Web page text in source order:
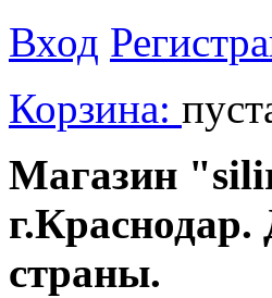
Вход
Корзина:
Магазин
страны.